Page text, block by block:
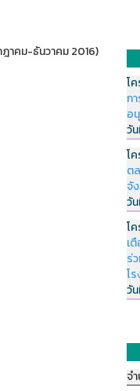
าคม-ธันวาคม 2016)
โ
ก
อ
วั
โ
ต
จั
วั
โ
เ
ร่
โ
วั
จ